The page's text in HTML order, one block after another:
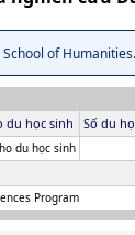
of
du học sinh Số du
du học sinh
Program